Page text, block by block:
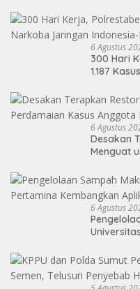
6 Agustus
300 Hari
1.187
6 Agustus
Desakan
Menguat
6 Agustus